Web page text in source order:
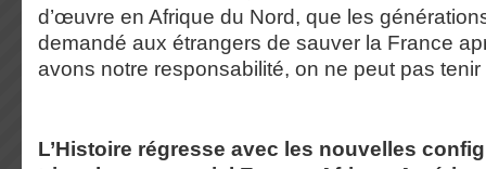
d’œuvre en Afrique du Nord, que les
demandé aux étrangers de sauver la France
avons notre responsabilité, on ne peut pas
L’Histoire régresse avec les nouvelles